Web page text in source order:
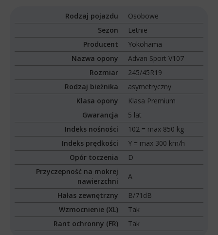
Rodzaj pojazdu
Osobowe
Sezon
Letnie
Producent
Yokohama
Nazwa opony
Advan Sport V107
Rozmiar
245/45R19
Rodzaj bieżnika
asymetryczny
Klasa opony
Klasa Premium
Gwarancja
5 lat
Indeks nośności
102 = max 850 kg
Indeks prędkości
Y = max 300 km/h
Opór toczenia
D
Przyczepność na mokrej
nawierzchni
A
Hałas zewnętrzny
B/71dB
Wzmocnienie (XL)
Tak
Rant ochronny (FR)
Tak